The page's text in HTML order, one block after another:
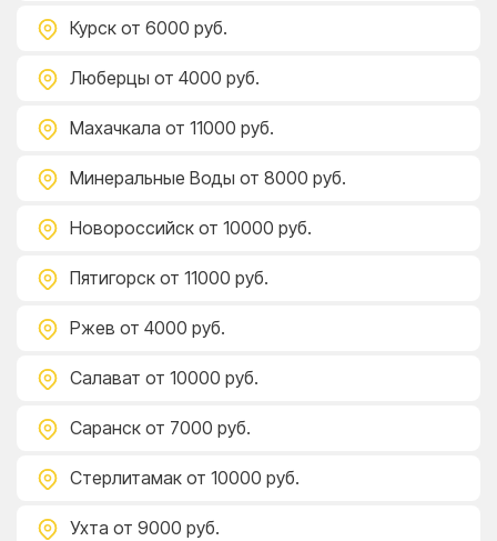
Курск от 6000 руб.
Люберцы от 4000 руб.
Махачкала от 11000 руб.
Минеральные Воды от 8000 руб.
Новороссийск от 10000 руб.
Пятигорск от 11000 руб.
Ржев от 4000 руб.
Салават от 10000 руб.
Саранск от 7000 руб.
Стерлитамак от 10000 руб.
Ухта от 9000 руб.